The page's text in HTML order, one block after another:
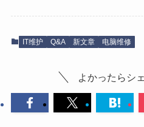
IT维护 Q&A 新文章 电脑维修
よかったらシ